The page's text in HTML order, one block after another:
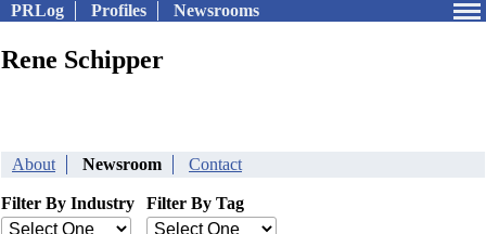
PRLog Profiles Newsrooms
Rene Schipper
About Newsroom Contact
Filter By Industry Filter By Tag